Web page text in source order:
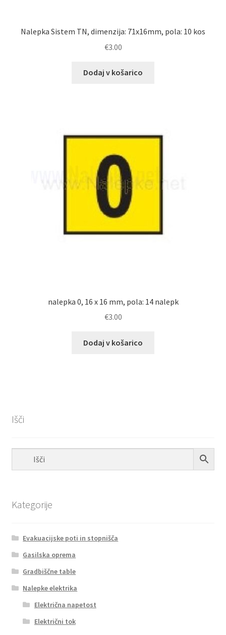
Nalepka Sistem TN, dimenzija: 71x16mm, pola: 10 kos
€3.00
Dodaj v košarico
nalepka 0, 16 x 16 mm, pola: 14 nalepk
€3.00
Dodaj v košarico
Išči
Kategorije
Evakuacijske poti in stopnišča
Gasilska oprema
Gradbiščne table
Nalepke elektrika
Električna napetost
Električni tok